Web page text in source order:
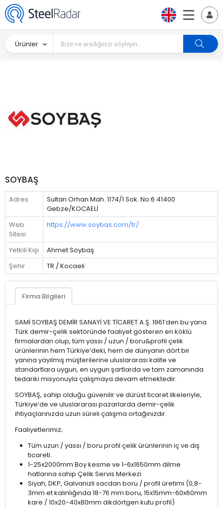
Ürünler
SOYBAŞ
Adres
Sultan Orhan Mah. 1174/1 Sok. No:6 41400
Gebze/KOCAELİ
Web
Sitesi
https://www.soybas.com/tr/
Yetkili Kişi
Ahmet Soybaş
Şehir
TR / Kocaeli
Firma Bilgileri
SAMİ SOYBAŞ DEMİR SANAYİ VE TİCARET A.Ş. 1961’den bu yana
Türk demir-çelik sektöründe faaliyet gösteren en köklü
firmalardan olup, tüm yassı / uzun / boru&profil çelik
ürünlerinin hem Türkiye’deki, hem de dünyanın dört bir
yanına yayılmış müşterilerine uluslararası kalite ve
standartlara uygun, en uygun şartlarda ve tam zamanında
tedariki misyonuyla çalışmaya devam etmektedir.
SOYBAŞ, sahip olduğu güvenilir ve dürüst ticaret ilkeleriyle,
Türkiye’de ve uluslararası pazarlarda demir-çelik
ihtiyaçlarınızda uzun süreli çalışma ortağınızdır.
Faaliyetlerimiz;
Tüm uzun / yassı / boru profil çelik ürünlerinin iç ve dış
ticareti.
1-25x2000mm Boy kesme ve 1-6x1650mm dilme
hatlarına sahip Çelik Servis Merkezi
Siyah, DKP, Galvanizli sacdan boru / profil üretimi (0,8-
3mm et kalınlığında 18-76 mm boru, 15x15mm-60x60mm
kare / 10x20-40x80mm dikdörtgen kutu profil)